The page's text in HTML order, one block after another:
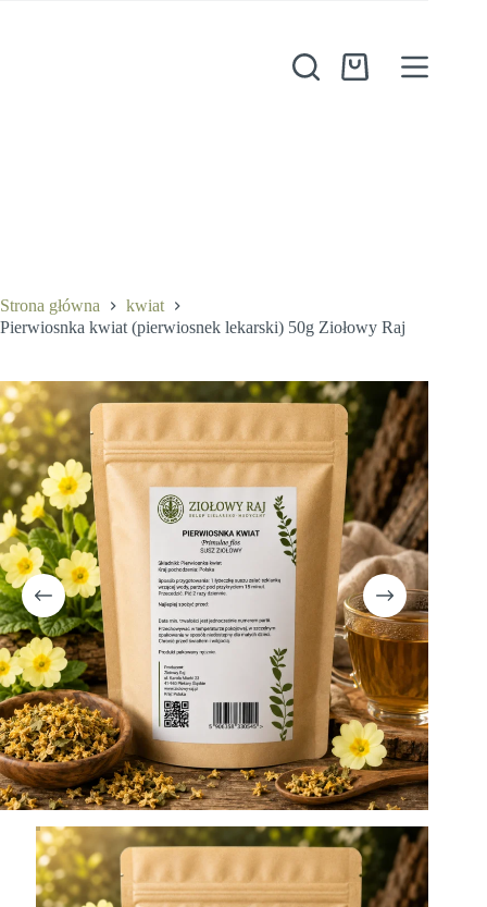
Koszyk
Strona główna
kwiat
Pierwiosnka kwiat (pierwiosnek lekarski) 50g Ziołowy Raj